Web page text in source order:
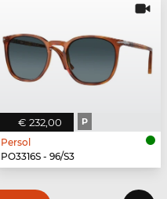
€ 232,00 P
Persol
PO3316S - 96/S3